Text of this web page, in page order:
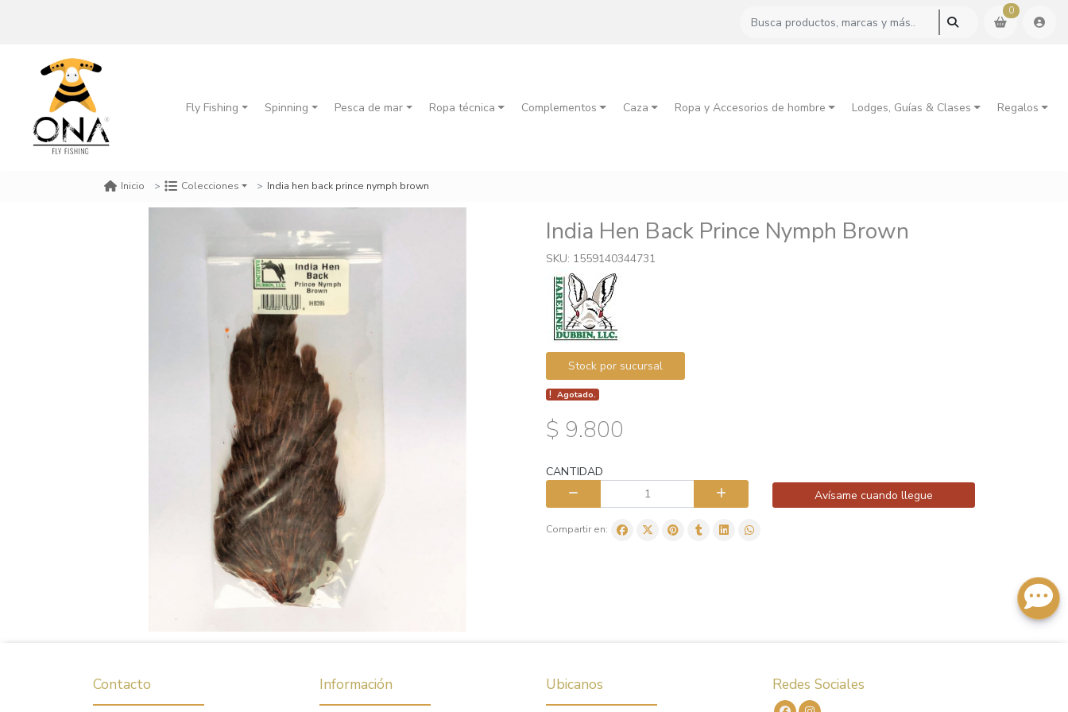
0
Fly Fishing Spinning Pesca de mar Ropa técnica Complementos Caza Ropa y Accesorios de hombre Lodges, Guías & Clases Regalos
Inicio Colecciones India hen back prince nymph brown
India Hen Back Prince Nymph Brown
SKU: 1559140344731
Stock por sucursal
Agotado.
$ 9.800
CANTIDAD
Avísame cuando llegue
Compartir en:
Contacto Información Ubicanos Redes Sociales